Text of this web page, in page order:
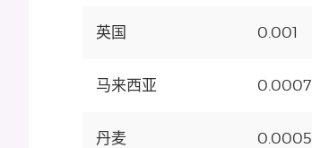
英国 0.001
马来西亚 0.0007
丹麦 0.0005